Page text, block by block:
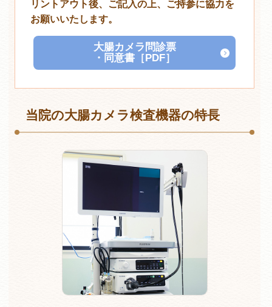
リントアウト後、ご記入の上、ご持参に協力を
お願いいたします。
大腸カメラ問診票
・同意書［PDF］
当院の大腸カメラ検査機器の特長